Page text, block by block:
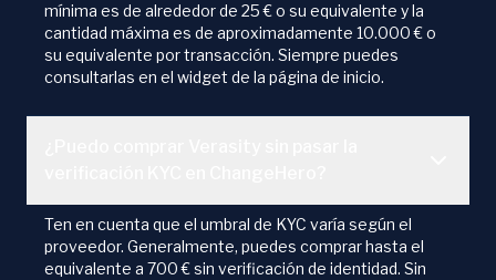
mínima es de alrededor de 25 € o su equivalente y la
cantidad máxima es de aproximadamente 10.000 € o
su equivalente por transacción. Siempre puedes
consultarlas en el widget de la página de inicio.
Ten en cuenta que el umbral de KYC varía según el
proveedor. Generalmente, puedes comprar hasta el
equivalente a 700 € sin verificación de identidad. Sin